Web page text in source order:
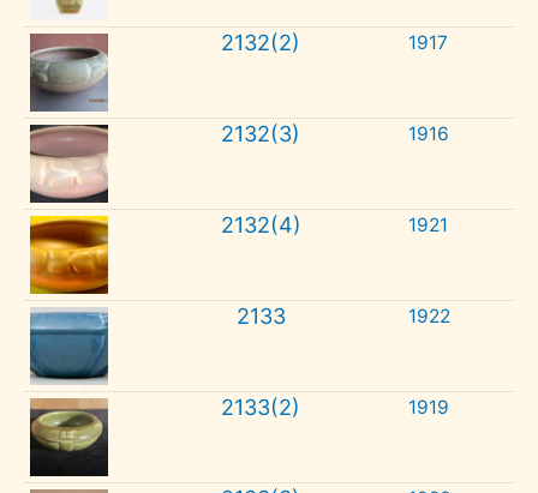
2132(2) 1917
2132(3) 1916
2132(4) 1921
2133 1922
2133(2) 1919